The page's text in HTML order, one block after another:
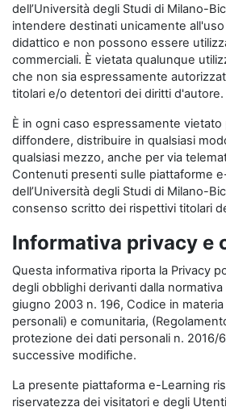
dell’Università degli Studi di Milano-
intendere destinati unicamente
didattico e non possono essere
commerciali. È vietata qualunque
che non sia espressamente
titolari e/o detentori dei diritti d'autore.
È in ogni caso espressamente vietato
diffondere, distribuire in qualsiasi
qualsiasi mezzo, anche per via
Contenuti presenti sulle piattaforme
dell’Università degli Studi di Milano-
consenso scritto dei rispettivi titolari
Informativa privacy e
Questa informativa riporta la Privacy
degli obblighi derivanti dalla
giugno 2003 n. 196, Codice in
personali) e comunitaria,
protezione dei dati personali n. 2016/
successive modifiche.
La presente piattaforma e-Learning
riservatezza dei visitatori e degli